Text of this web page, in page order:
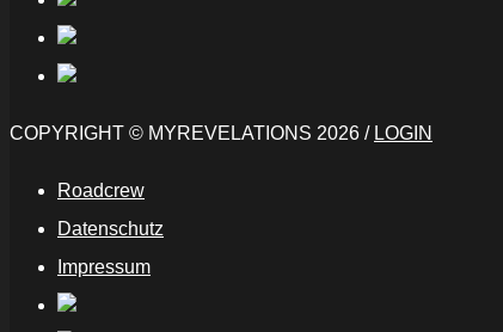
COPYRIGHT © MYREVELATIONS 2026 / LOGIN
Roadcrew
Datenschutz
Impressum